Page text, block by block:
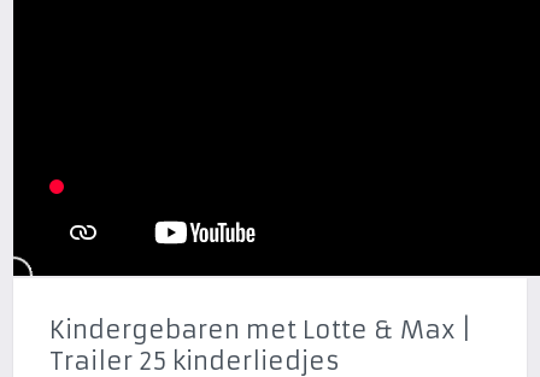
Kindergebaren met Lotte & Max |
Trailer 25 kinderliedjes